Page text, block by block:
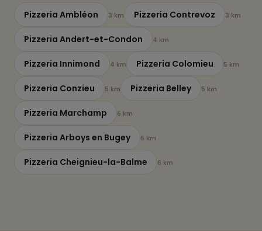
Pizzeria Ambléon 3 km Pizzeria Contrevoz 3 km
Pizzeria Andert-et-Condon 4 km
Pizzeria Innimond 4 km Pizzeria Colomieu 5 km
Pizzeria Conzieu 5 km Pizzeria Belley 5 km
Pizzeria Marchamp 6 km
Pizzeria Arboys en Bugey 6 km
Pizzeria Cheignieu-la-Balme 6 km